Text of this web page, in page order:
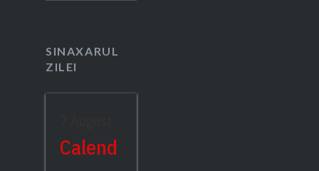
SINAXARUL
ZILEI
Calend